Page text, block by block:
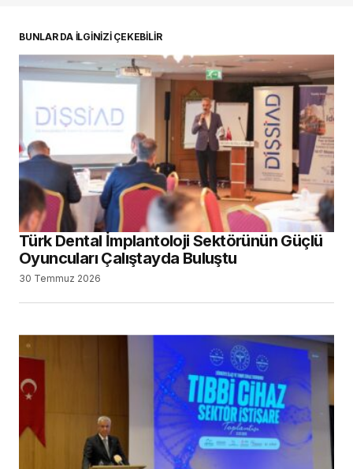
BUNLAR DA İLGİNİZİ ÇEKEBİLİR
Türk Dental İmplantoloji Sektörünün Güçlü
Oyuncuları Çalıştayda Buluştu
30 Temmuz 2026